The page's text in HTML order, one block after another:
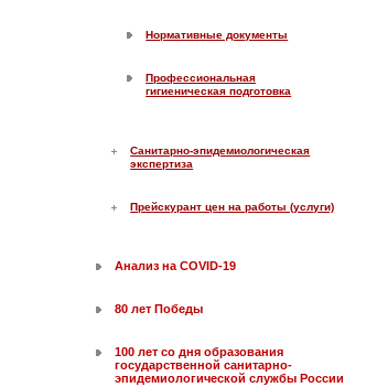
Нормативные документы
Профессиональная
гигиеническая подготовка
Санитарно-эпидемиологическая
экспертиза
Прейскурант цен на работы (услуги)
Анализ на COVID-19
80 лет Победы
100 лет со дня образования
государственной санитарно-
эпидемиологической службы России